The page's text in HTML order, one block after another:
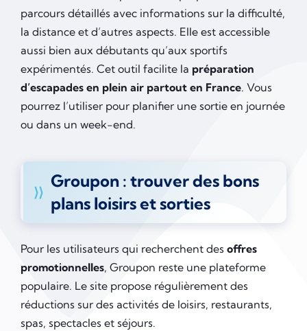
parcours détaillés avec informations sur la difficulté,
la distance et d’autres aspects. Elle est accessible
aussi bien aux débutants qu’aux sportifs
expérimentés. Cet outil facilite la préparation
d’escapades en plein air partout en France. Vous
pourrez l’utiliser pour planifier une sortie en journée
ou dans un week-end.
Groupon : trouver des bons
plans loisirs et sorties
Pour les utilisateurs qui recherchent des offres
promotionnelles, Groupon reste une plateforme
populaire. Le site propose régulièrement des
réductions sur des activités de loisirs, restaurants,
spas, spectacles et séjours.